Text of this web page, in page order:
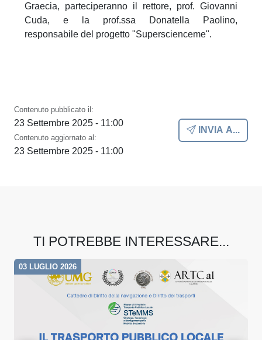
Graecia, parteciperanno il rettore, prof. Giovanni
Cuda, e la prof.ssa Donatella Paolino,
responsabile del progetto "Superscienceme".
Contenuto pubblicato il:
23 Settembre 2025 - 11:00
Contenuto aggiornato al:
23 Settembre 2025 - 11:00
INVIA A...
TI POTREBBE INTERESSARE...
03 LUGLIO 2026